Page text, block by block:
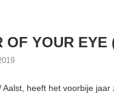
OF YOUR
heeft het voorbije